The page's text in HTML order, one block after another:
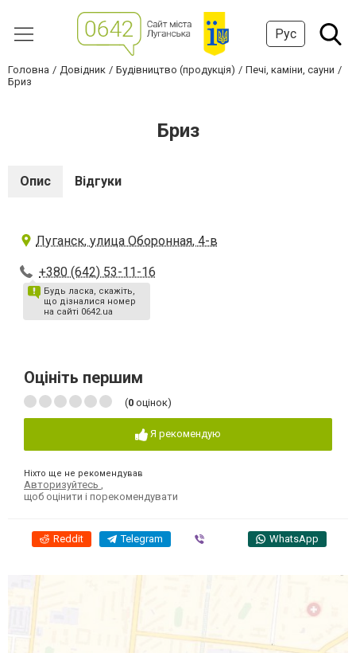
Рус
Головна Довідник Будівництво (продукція)
Печі, каміни, сауни
Бриз
Бриз
Опис Відгуки
Луганск, улица Оборонная, 4-в
+380 (642) 53-11-16
Будь ласка, скажіть,
що дізналися номер
на сайті 0642.ua
Оцініть першим
(0 оцінок)
Я рекомендую
Ніхто ще не рекомендував
Авторизуйтесь
щоб оцінити і порекомендувати
Reddit Telegram WhatsApp